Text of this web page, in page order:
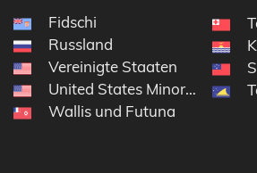
Fidschi
Russland
Vereinigte Staaten
United States Minor Outlying
Wallis und Futuna